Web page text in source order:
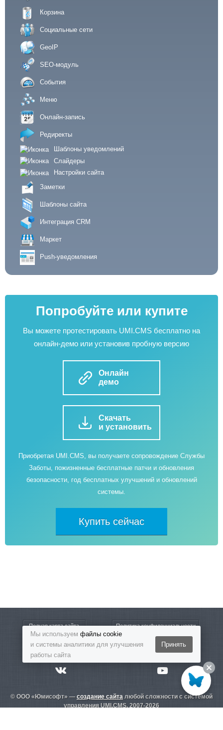
Корзина
Социальные сети
GeoIP
SEO-модуль
События
Меню
Онлайн-запись
Редиректы
Шаблоны уведомлений
Слайдеры
Настройки сайта
Заметки
Шаблоны сайта
Интеграция CRM
Маркет
Push-уведомления
Попробуйте или купите
Вы можете протестировать UMI.CMS бесплатно на
онлайн-демо или установив пробную версию
Онлайн
демо
Скачать
и установить
Приобретая UMI.CMS, вы получаете сопровождение Службы
Заботы, пожизненные бесплатные патчи и обновления
безопасности, год бесплатных улучшений и обновлений
системы.
Купить сейчас
Полная карта сайта Политика конфиденциальности
Бесплатный звонок 8-800-5555-864
© ООО «Юмисофт» —создание сайта любой сложности с системой
управления UMI.CMS. 2007-2026
Мы используем файлы cookie
и системы аналитики для улучшения
работы сайта
Принять